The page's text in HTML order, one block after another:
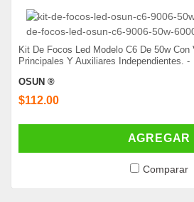
Kit De Focos Led Modelo C6 De 50w Con
Principales Y Auxiliares Independientes. -
OSUN ®
$112.00
AGREGAR
Comparar